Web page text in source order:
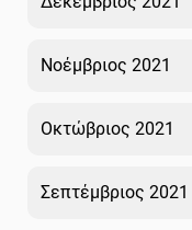
Νοέμβριος 2021
Οκτώβριος 2021
Σεπτέμβριος 2021